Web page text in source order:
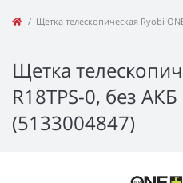
Щетка телескопическая Ryobi
Щетка
R18TPS-0, без
(5133004847)